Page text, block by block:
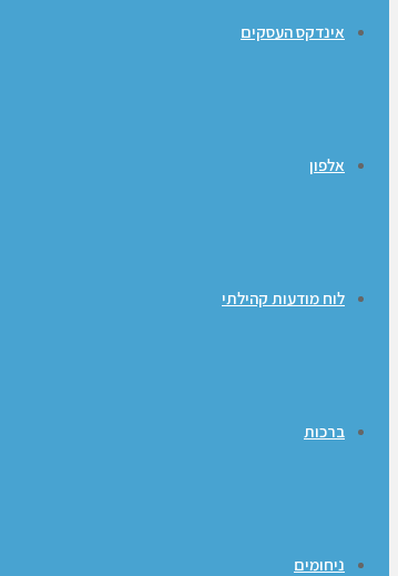
אינדקס העסקים
אלפון
לוח מודעות קהילתי
ברכות
ניחומים